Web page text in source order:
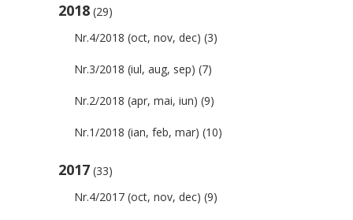
2018 (29)
Nr.4/2018 (oct, nov, dec) (3)
Nr.3/2018 (iul, aug, sep) (7)
Nr.2/2018 (apr, mai, iun) (9)
Nr.1/2018 (ian, feb, mar) (10)
2017 (33)
Nr.4/2017 (oct, nov, dec) (9)